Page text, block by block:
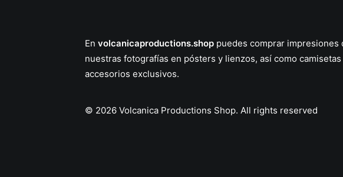
En volcanicaproductions.shop puedes comprar impresiones
nuestras fotografías en pósters y lienzos, así como camisetas
accesorios exclusivos.
© 2026 Volcanica Productions Shop. All rights reserved